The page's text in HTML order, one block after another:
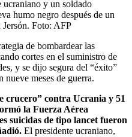
ucraniano y un soldado
humo negro después de un
Foto: AFP
de bombardear las
cortes en el suministro de
y se dijo segura del “éxito”
nueve meses de guerra.
crucero” contra Ucrania y 51
la Fuerza Aérea
suicidas de tipo lancet fueron
El presidente ucraniano,